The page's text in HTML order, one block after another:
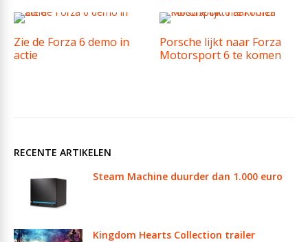
Zie de Forza 6 demo in
actie
Porsche lijkt naar Forza
Motorsport 6 te komen
RECENTE ARTIKELEN
Steam Machine duurder dan 1.000 euro
Kingdom Hearts Collection trailer